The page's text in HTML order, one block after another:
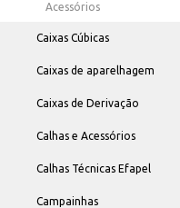
Acessórios
Caixas Cúbicas
Caixas de aparelhagem
Caixas de Derivação
Calhas e Acessórios
Calhas Técnicas Efapel
Campainhas